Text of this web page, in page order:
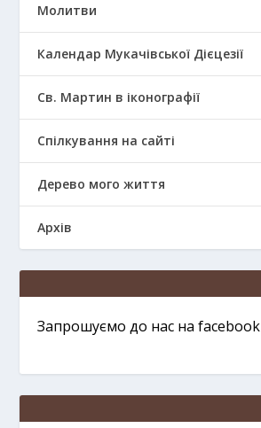
Молитви
Календар Мукачівської Дієцезії
Св. Мартин в іконографії
Спілкування на сайті
Дерево мого життя
Архів
Запрошуємо до нас на facebook